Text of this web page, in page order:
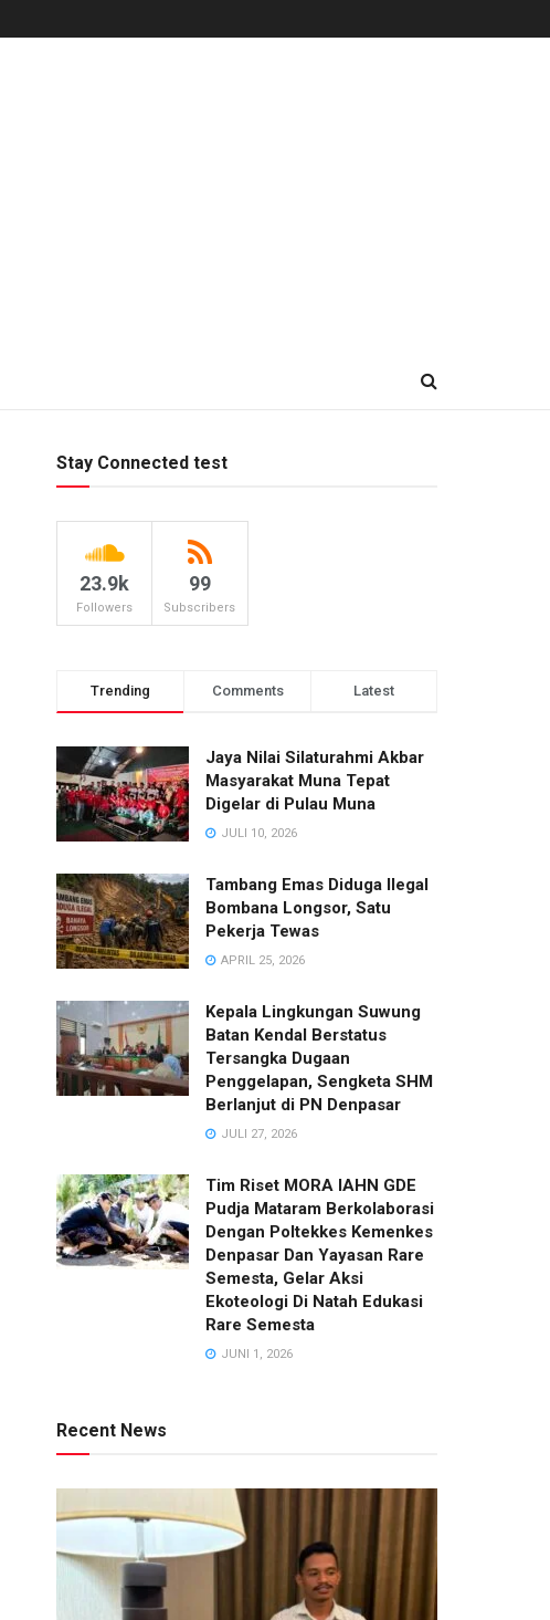
Stay Connected test
23.9k
Followers
99
Subscribers
Trending Comments Latest
Jaya Nilai Silaturahmi Akbar
Masyarakat Muna Tepat
Digelar di Pulau Muna
JULI 10, 2026
Tambang Emas Diduga Ilegal
Bombana Longsor, Satu
Pekerja Tewas
APRIL 25, 2026
Kepala Lingkungan Suwung
Batan Kendal Berstatus
Tersangka Dugaan
Penggelapan, Sengketa SHM
Berlanjut di PN Denpasar
JULI 27, 2026
Tim Riset MORA IAHN GDE
Pudja Mataram Berkolaborasi
Dengan Poltekkes Kemenkes
Denpasar Dan Yayasan Rare
Semesta, Gelar Aksi
Ekoteologi Di Natah Edukasi
Rare Semesta
JUNI 1, 2026
Recent News